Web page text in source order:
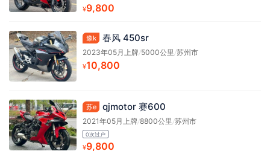
¥9,800
豫k 春风 450sr
2023年05月上牌/5000公里 /苏州市
¥10,800
苏e qjmotor 赛600
2021年05月上牌/8800公里 /苏州市
0次过户
¥9,800